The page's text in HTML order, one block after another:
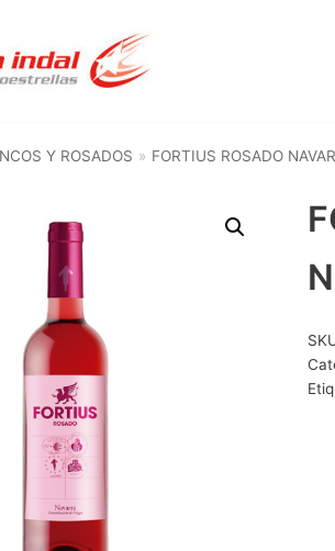
Y ROSADOS » FORTIUS ROSADO